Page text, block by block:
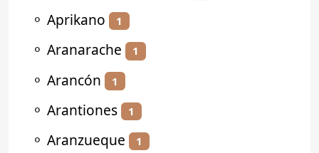
⚬ Aprikano 1
⚬ Aranarache 1
⚬ Arancón 1
⚬ Arantiones 1
⚬ Aranzueque 1